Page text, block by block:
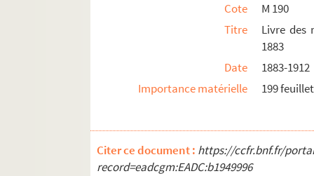
Cote
M 190
Titre
Livre des
1883
Date
1883-1912
Importance matérielle
199
Citer ce document : https://ccfr.bnf.fr/
record=eadcgm:EADC:b1949996